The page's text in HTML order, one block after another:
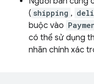
( shipping ,
buộc vào
có thể sử dụng
nhãn chính xác